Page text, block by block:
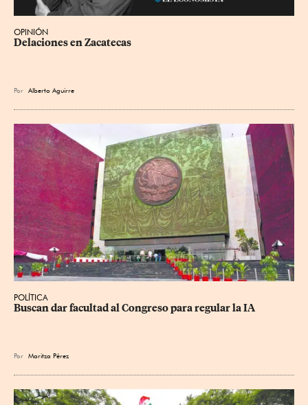
OPINIÓN
Delaciones en Zacatecas
Por Alberto Aguirre
POLÍTICA
Buscan dar facultad al Congreso para regular la IA
Por Maritza Pérez